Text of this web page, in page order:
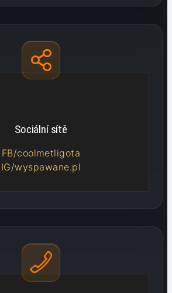
Sociální sítě
FB/coolmetligota
IG/wyspawane.pl